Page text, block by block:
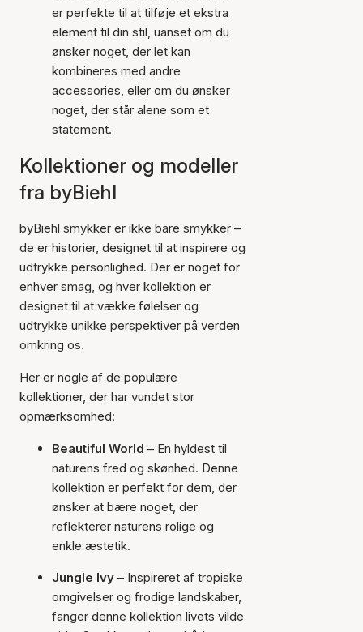
er perfekte til at tilføje et ekstra
element til din stil, uanset om du
ønsker noget, der let kan
kombineres med andre
accessories, eller om du ønsker
noget, der står alene som et
statement.
Kollektioner og modeller
fra byBiehl
byBiehl smykker er ikke bare smykker –
de er historier, designet til at inspirere og
udtrykke personlighed. Der er noget for
enhver smag, og hver kollektion er
designet til at vække følelser og
udtrykke unikke perspektiver på verden
omkring os.
Her er nogle af de populære
kollektioner, der har vundet stor
opmærksomhed:
Beautiful World – En hyldest til
naturens fred og skønhed. Denne
kollektion er perfekt for dem, der
ønsker at bære noget, der
reflekterer naturens rolige og
enkle æstetik.
Jungle Ivy – Inspireret af tropiske
omgivelser og frodige landskaber,
fanger denne kollektion livets vilde